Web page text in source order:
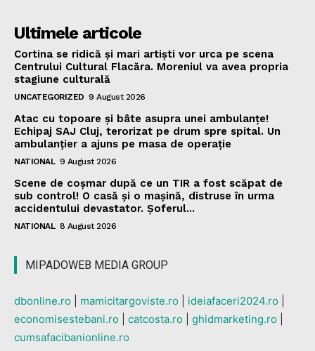
Ultimele articole
Cortina se ridică și mari artiști vor urca pe scena
Centrului Cultural Flacăra. Moreniul va avea propria
stagiune culturală
UNCATEGORIZED 9 August 2026
Atac cu topoare și bâte asupra unei ambulanțe!
Echipaj SAJ Cluj, terorizat pe drum spre spital. Un
ambulanțier a ajuns pe masa de operație
NATIONAL 9 August 2026
Scene de coșmar după ce un TIR a fost scăpat de
sub control! O casă și o mașină, distruse în urma
accidentului devastator. Șoferul...
NATIONAL 8 August 2026
MIPADOWEB MEDIA GROUP
dbonline.ro mamicitargoviste.ro ideiafaceri2024.ro
economisestebani.ro
catcosta.ro ghidmarketing.ro
cumsafacibanionline.ro